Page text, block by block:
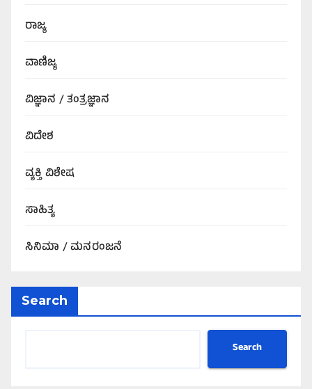
ರಾಜ್ಯ
ವಾಣಿಜ್ಯ
ವಿಜ್ಞಾನ / ತಂತ್ರಜ್ಞಾನ
ವಿದೇಶ
ವ್ಯಕ್ತಿ ವಿಶೇಷ
ಸಾಹಿತ್ಯ
ಸಿನಿಮಾ / ಮನರಂಜನೆ
Search
Search